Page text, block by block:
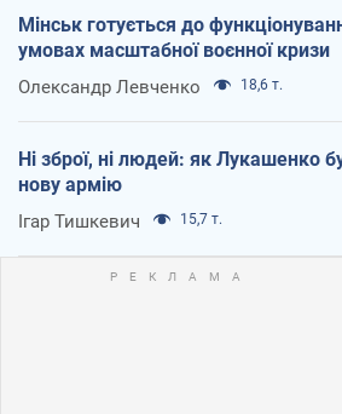
Мінськ готується до
умовах масштабної воєнної кризи
Олександр Левченко 18,6 т.
Ні зброї, ні людей: як Лукашенко
нову армію
Ігар Тишкевич 15,7 т.